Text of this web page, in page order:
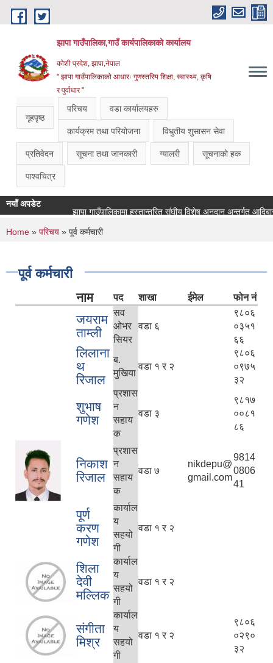
Skip to main content
झापा गाउँपालिका,गाउँ कार्यपालिकाको कार्यालय
कोशी प्रदेश, झापा,नेपाल
" झापा गाउँपालिकाको आधारः गुणस्तरिय शिक्षा, स्वास्थ्य, कृषि
र पुर्वाधार "
गृहपृष्ठ
परिचय वडा कार्यालयहरु
कार्यक्रम तथा परियोजना विधुतीय शुसासन सेवा
प्रतिवेदन सूचना तथा जानकारी ग्यालरी सूचनाको हक
पाश्वचित्र
नयाँ अपडेट
You are here
Home » परिचय » पूर्व कर्मचारी
पूर्व कर्मचारी
नाम पद शाखा ईमेल फोन नं
जयराम
ताम्ली
सव
ओभर
सियर
वडा ६
९८०६
०३५१
६६
लिलाना
थ
रिजाल
ब.
मुखिया
वडा १ र २
९८०६
०९७५
३२
शुभाष
गणेश
प्रशास
न
सहाय
क
वडा ३
९८१७
००८१
८६
निकाश
रिजाल
प्रशास
न
सहाय
क
वडा ७
nikdepu@
gmail.com
9814
0806
41
पूर्ण
करण
गणेश
कार्याल
य
सहयो
गी
वडा १ र २
शिला
देवी
मल्लिक
कार्याल
य
सहयो
गी
वडा १ र २
संगीता
मिश्र
कार्याल
य
सहयो
गी
वडा १ र २
९८०६
०२९०
३२